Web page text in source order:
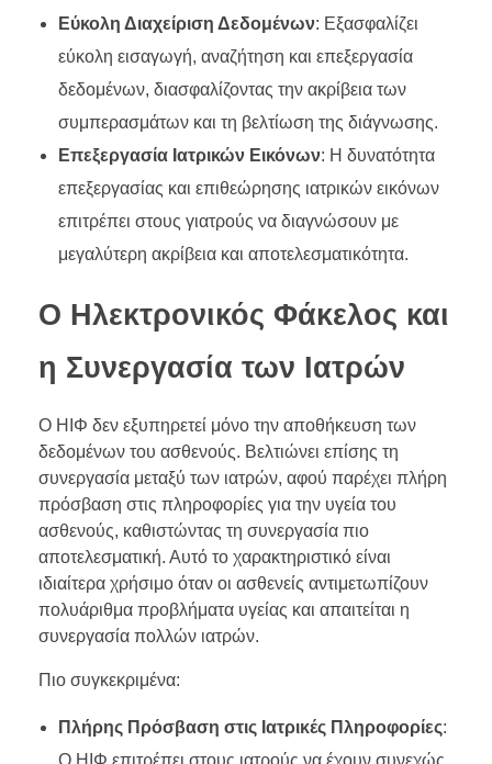
Εύκολη Διαχείριση Δεδομένων: Εξασφαλίζει
εύκολη εισαγωγή, αναζήτηση και επεξεργασία
δεδομένων, διασφαλίζοντας την ακρίβεια των
συμπερασμάτων και τη βελτίωση της διάγνωσης.
Επεξεργασία Ιατρικών Εικόνων: Η δυνατότητα
επεξεργασίας και επιθεώρησης ιατρικών εικόνων
επιτρέπει στους γιατρούς να διαγνώσουν με
μεγαλύτερη ακρίβεια και αποτελεσματικότητα.
Ο Ηλεκτρονικός Φάκελος και
η Συνεργασία των Ιατρών
Ο ΗΙΦ δεν εξυπηρετεί μόνο την αποθήκευση των
δεδομένων του ασθενούς. Βελτιώνει επίσης τη
συνεργασία μεταξύ των ιατρών, αφού παρέχει πλήρη
πρόσβαση στις πληροφορίες για την υγεία του
ασθενούς, καθιστώντας τη συνεργασία πιο
αποτελεσματική. Αυτό το χαρακτηριστικό είναι
ιδιαίτερα χρήσιμο όταν οι ασθενείς αντιμετωπίζουν
πολυάριθμα προβλήματα υγείας και απαιτείται η
συνεργασία πολλών ιατρών.
Πιο συγκεκριμένα:
Πλήρης Πρόσβαση στις Ιατρικές Πληροφορίες:
Ο ΗΙΦ επιτρέπει στους ιατρούς να έχουν συνεχώς